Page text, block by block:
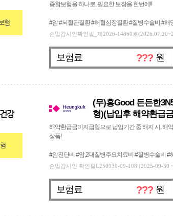
험
종합보험을 하나로, 필요한 보장을 한번에!!
#암 #뇌혈관질환 #허혈심장질환 #질병수술비 #해
준법감시인확인필_제2026-14860호
보험료 ??? 원
강
(무)흥Good 든든한
형)(납입후 해약환급
해약환급금미지급형으로 납입기간 중 해지 시, 해
상품!
#암진단비 #암,2대질병주요치료비 #질병수술비 #
준법감시인 확인필L250930-09-108 (2025-09-30
보험료 ??? 원